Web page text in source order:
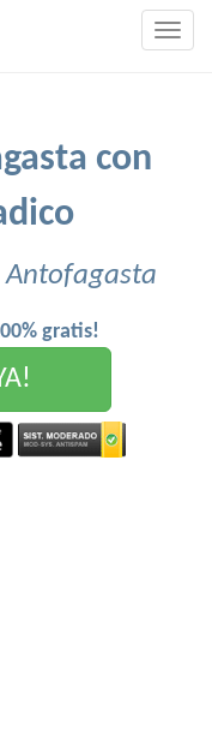
con
Antofagasta
gratis!